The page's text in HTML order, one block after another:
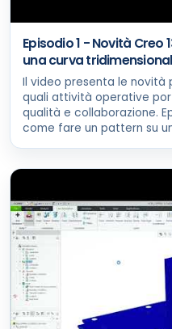
Episodio 1 - Novità Creo
una curva
Il video presenta le novità
quali attività operative
qualità e collaborazione.
come fare un pattern su